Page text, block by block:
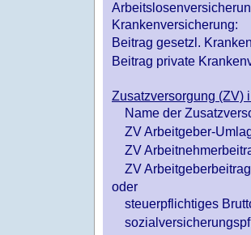
Krankenversicherung:
Beitrag gesetzl.
Beitrag private
Zusatzversorgung (ZV)
Name der
ZV Arbeitgeber-
ZV
ZV
oder
steuerpflichtiges